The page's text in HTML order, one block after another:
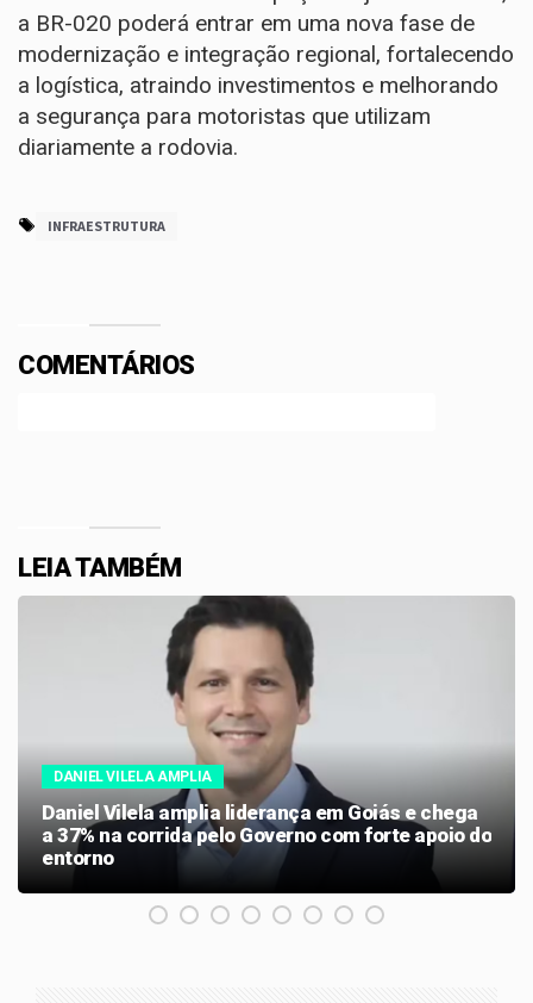
a BR-020 poderá entrar em uma nova fase de
modernização e integração regional, fortalecendo
a logística, atraindo investimentos e melhorando
a segurança para motoristas que utilizam
diariamente a rodovia.
INFRAESTRUTURA
COMENTÁRIOS
LEIA TAMBÉM
DANIEL VILELA AMPLIA
Daniel Vilela amplia liderança em Goiás e chega
a 37% na corrida pelo Governo com forte apoio do
entorno